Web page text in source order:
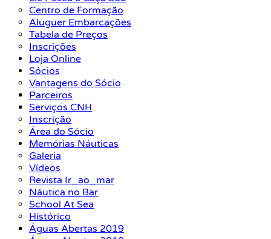
Centro de Formação
Aluguer Embarcações
Tabela de Preços
Inscrições
Loja Online
Sócios
Vantagens do Sócio
Parceiros
Serviços CNH
Inscrição
Área do Sócio
Memórias Náuticas
Galeria
Vídeos
Revista Ir_ao_mar
Náutica no Bar
School At Sea
Histórico
Águas Abertas 2019